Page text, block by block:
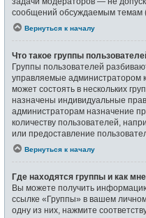
сообщений обсуждаемым темам
Вернуться к началу
Что такое группы
Группы пользователей
управляемые администратором
может состоять в нескольких
назначены индивидуальные
администраторам назначение
количеству пользователей,
или предоставление
Вернуться к началу
Где находятся группы и как
Вы можете получить
ссылке «Группы» в вашем
одну из них, нажмите